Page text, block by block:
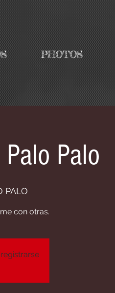
PHOTOS
Palo
PALO
con otras.